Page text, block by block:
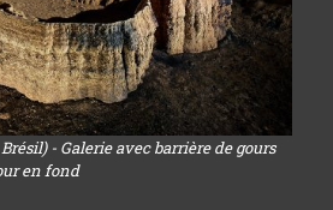
- Galerie avec barrière de gours
en fond